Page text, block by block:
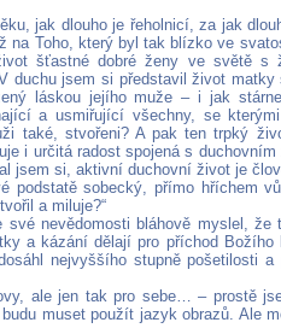
jak dlouho je řeholnicí, za jak
Toho, který byl tak blízko ve
šťastné dobré ženy ve světě s
duchu jsem si představil život
láskou jejího muže – i jak
a usmiřující všechny, se
také, stvořeni? A pak ten trpký
i určitá radost spojená s duchovním
jsem si, aktivní duchovní život je
sobecký, přímo hříchem
a miluje?“
své nevědomosti bláhově myslel,
a kázání dělají pro příchod
nejvyššího stupně pošetilosti a
ale jen tak pro sebe… – prostě
muset použít jazyk obrazů. Ale